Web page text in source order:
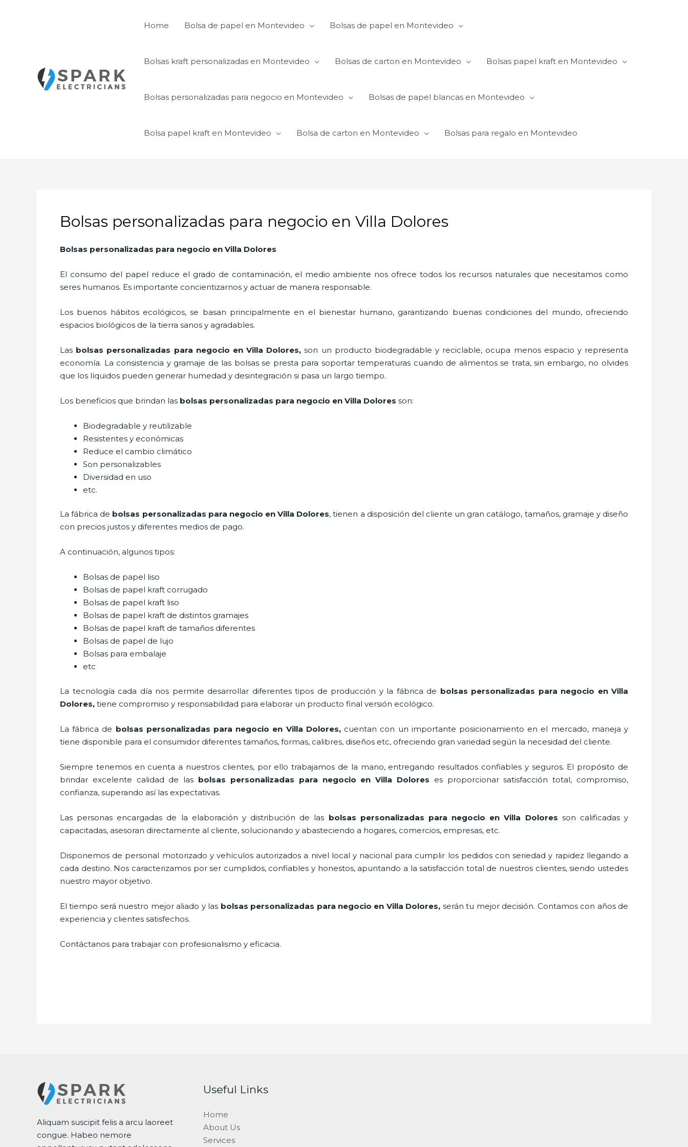
Home Bolsa de papel en Montevideo Bolsas de papel en Montevideo
Bolsas kraft personalizadas en Montevideo Bolsas de carton en Montevideo Bolsas papel kraft en Montevideo
Bolsas personalizadas para negocio en Montevideo Bolsas de papel blancas en Montevideo
Bolsa papel kraft en Montevideo Bolsa de carton en Montevideo Bolsas para regalo en Montevideo
Bolsas personalizadas para negocio en Villa Dolores
Bolsas personalizadas para negocio en Villa Dolores
El consumo del papel reduce el grado de contaminación, el medio ambiente nos ofrece todos los recursos naturales que necesitamos como
seres humanos. Es importante concientizarnos y actuar de manera responsable.
Los buenos hábitos ecológicos, se basan principalmente en el bienestar humano, garantizando buenas condiciones del mundo, ofreciendo
espacios biológicos de la tierra sanos y agradables.
Las bolsas personalizadas para negocio en Villa Dolores,son un producto biodegradable y reciclable, ocupa menos espacio y representa
economía. La consistencia y gramaje de las bolsas se presta para soportar temperaturas cuando de alimentos se trata, sin embargo, no olvides
que los líquidos pueden generar humedad y desintegración si pasa un largo tiempo.
Los beneficios que brindan las bolsas personalizadas para negocio en Villa Dolores son:
Biodegradable y reutilizable
Resistentes y económicas
Reduce el cambio climático
Son personalizables
Diversidad en uso
etc.
La fábrica de bolsas personalizadas para negocio en Villa Dolores, tienen a disposición del cliente un gran catálogo, tamaños, gramaje y diseño
con precios justos y diferentes medios de pago.
A continuación, algunos tipos:
Bolsas de papel liso
Bolsas de papel kraft corrugado
Bolsas de papel kraft liso
Bolsas de papel kraft de distintos gramajes
Bolsas de papel kraft de tamaños diferentes
Bolsas de papel de lujo
Bolsas para embalaje
etc
La tecnología cada día nos permite desarrollar diferentes tipos de producción y la fábrica de bolsas personalizadas para negocio en Villa
Dolores, tiene compromiso y responsabilidad para elaborar un producto final versión ecológico.
La fábrica de bolsas personalizadas para negocio en Villa Dolores, cuentan con un importante posicionamiento en el mercado, maneja y
tiene disponible para el consumidor diferentes tamaños, formas, calibres, diseños etc, ofreciendo gran variedad según la necesidad del cliente.
Siempre tenemos en cuenta a nuestros clientes, por ello trabajamos de la mano, entregando resultados confiables y seguros. El propósito de
brindar excelente calidad de las bolsas personalizadas para negocio en Villa Dolores es proporcionar satisfacción total, compromiso,
confianza, superando así las expectativas.
Las personas encargadas de la elaboración y distribución de las bolsas personalizadas para negocio en Villa Dolores son calificadas y
capacitadas, asesoran directamente al cliente, solucionando y abasteciendo a hogares, comercios, empresas, etc.
Disponemos de personal motorizado y vehículos autorizados a nivel local y nacional para cumplir los pedidos con seriedad y rapidez llegando a
cada destino. Nos caracterizamos por ser cumplidos, confiables y honestos, apuntando a la satisfacción total de nuestros clientes, siendo ustedes
nuestro mayor objetivo.
El tiempo será nuestro mejor aliado y las bolsas personalizadas para negocio en Villa Dolores, serán tu mejor decisión. Contamos con años de
experiencia y clientes satisfechos.
Contáctanos para trabajar con profesionalismo y eficacia.
Aliquam suscipit felis a arcu laoreet
congue. Habeo nemore
Useful Links
Home
About Us
Services